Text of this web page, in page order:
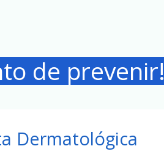
de prevenir!
Dermatológica